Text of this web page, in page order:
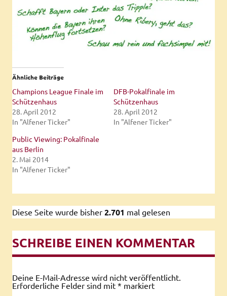
Ähnliche Beiträge
Champions League Finale im
Schützenhaus
28. April 2012
In "Alfener Ticker"
DFB-Pokalfinale im
Schützenhaus
28. April 2012
In "Alfener Ticker"
Public Viewing: Pokalfinale
aus Berlin
2. Mai 2014
In "Alfener Ticker"
Diese Seite wurde bisher 2.701 mal gelesen
SCHREIBE EINEN KOMMENTAR
Deine E-Mail-Adresse wird nicht veröffentlicht.
Erforderliche Felder sind mit * markiert